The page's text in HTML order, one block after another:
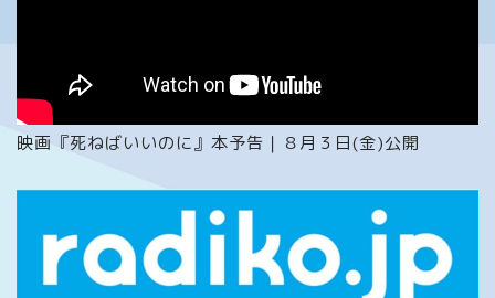
映画『死ねばいいのに』本予告｜８月３日(金)公開